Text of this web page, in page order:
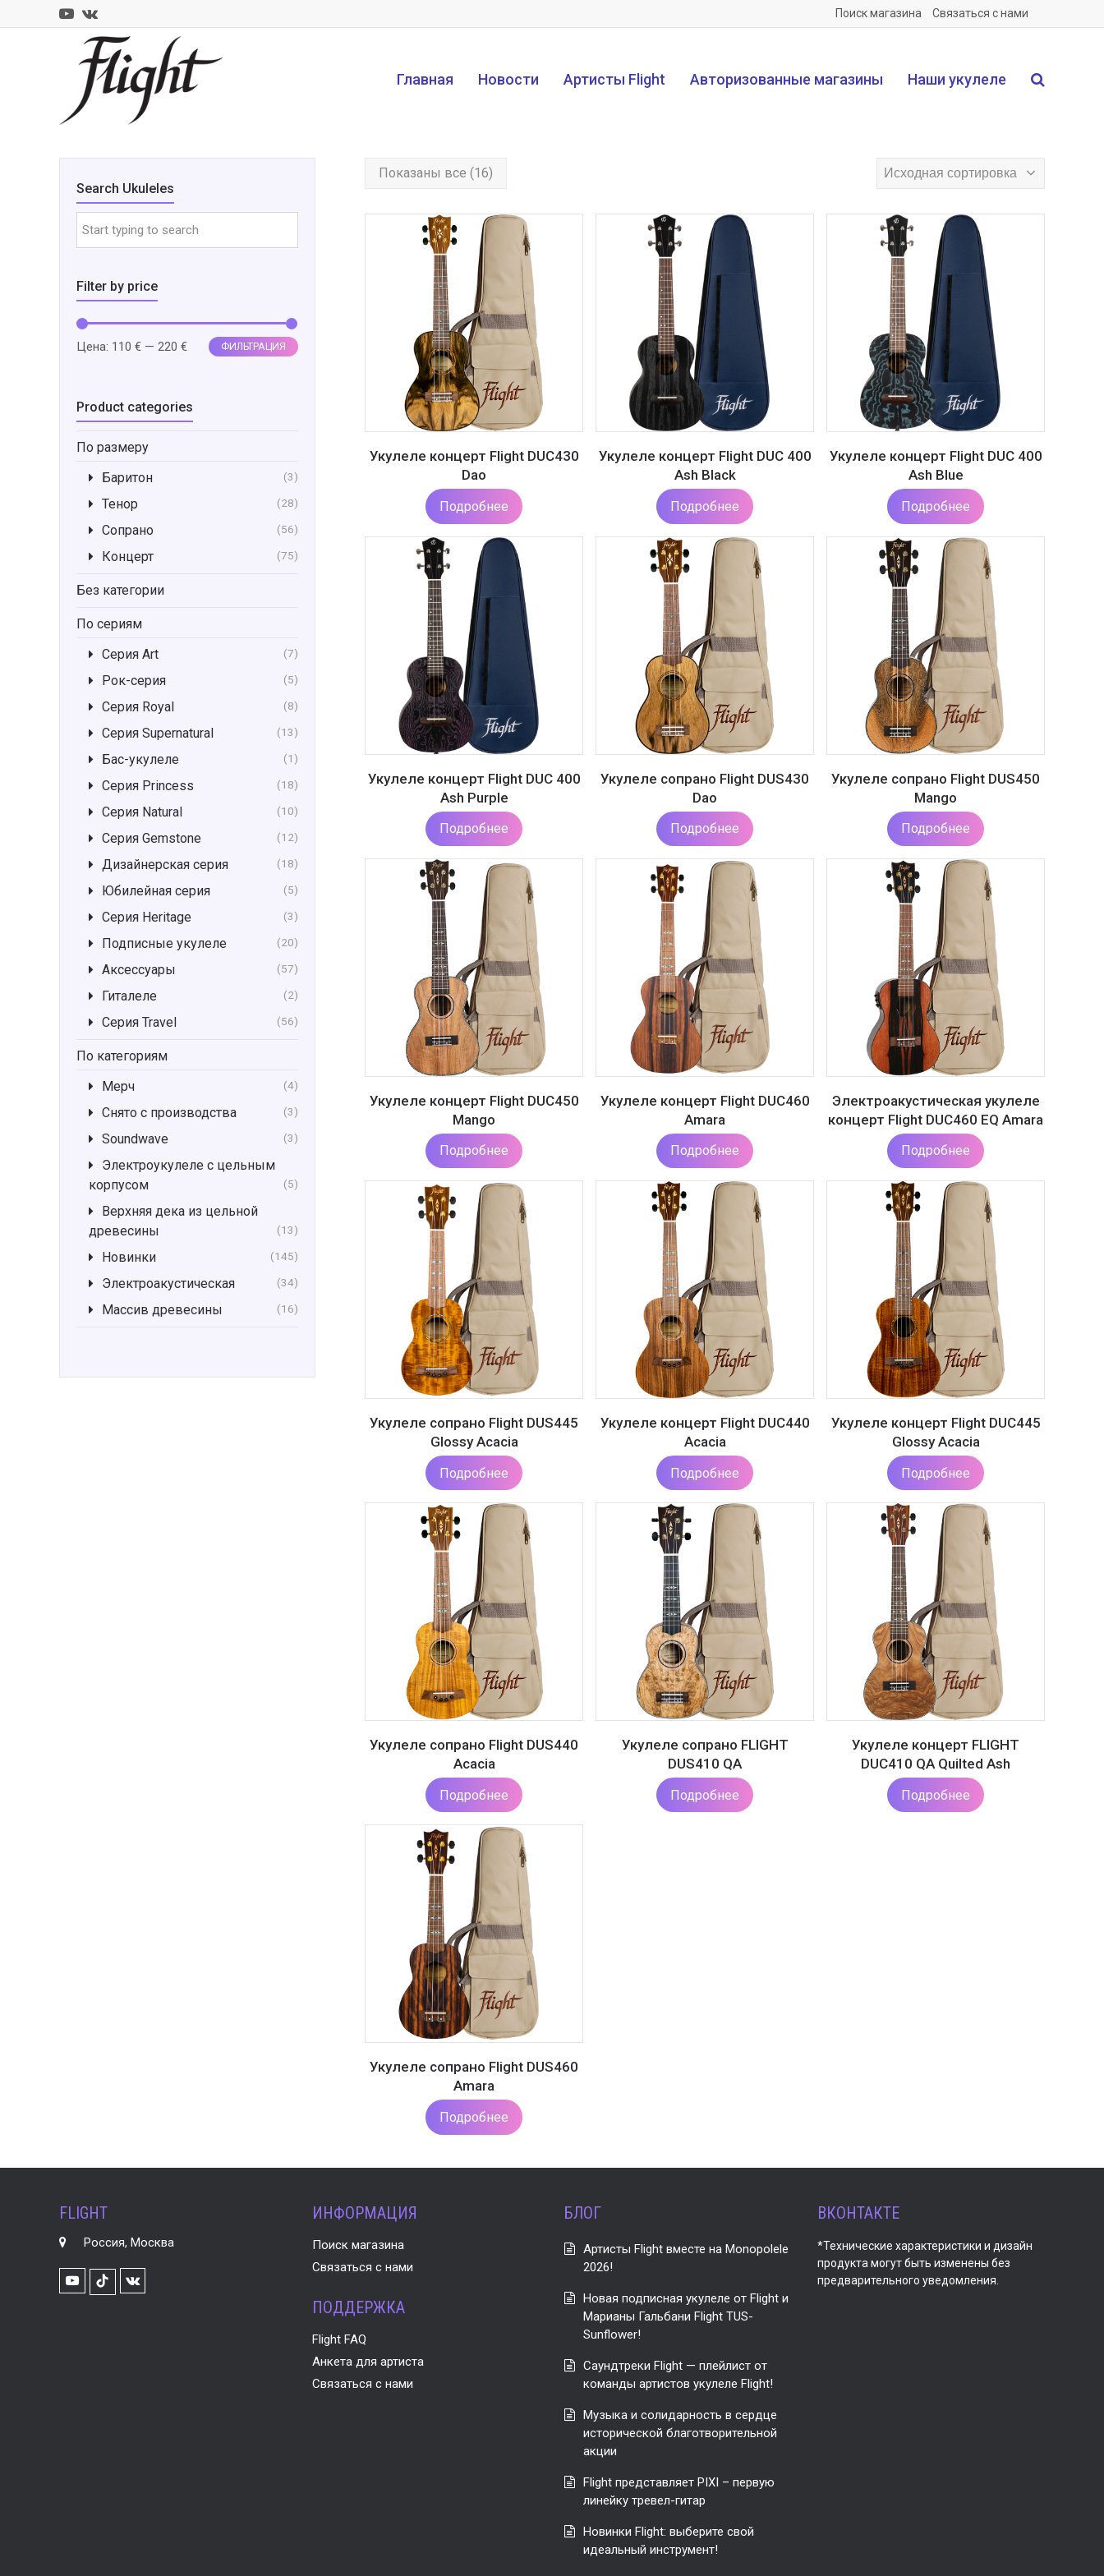
Youtube
VK Поиск магазина Связаться с нами
Главная Новости Артисты Flight Авторизованные магазины Наши укулеле
Показаны все (16)
Укулеле концерт Flight DUC430
Dao
Подробнее
Укулеле концерт Flight DUC 400
Ash Black
Подробнее
Укулеле концерт Flight DUC 400
Ash Blue
Подробнее
Укулеле концерт Flight DUC 400
Ash Purple
Подробнее
Укулеле сопрано Flight DUS430
Dao
Подробнее
Укулеле сопрано Flight DUS450
Mango
Подробнее
Укулеле концерт Flight DUC450
Mango
Подробнее
Укулеле концерт Flight DUC460
Amara
Подробнее
Электроакустическая укулеле
концерт Flight DUC460 EQ Amara
Подробнее
Укулеле сопрано Flight DUS445
Glossy Acacia
Подробнее
Укулеле концерт Flight DUC440
Acacia
Подробнее
Укулеле концерт Flight DUC445
Glossy Acacia
Подробнее
Укулеле сопрано Flight DUS440
Acacia
Подробнее
Укулеле сопрано FLIGHT
DUS410 QA
Подробнее
Укулеле концерт FLIGHT
DUC410 QA Quilted Ash
Подробнее
Укулеле сопрано Flight DUS460
Amara
Подробнее
Search Ukuleles
Filter by price
Минимальная
Максимальная
ФИЛЬТРАЦИЯ
Цена: 110 € — 220 €
Product categories
По размеру
Баритон
(3)
Тенор (28)
Сопрано (56)
Концерт (75)
Без категории
По сериям
Серия Art
(7)
Рок-серия (5)
Серия Royal (8)
Серия Supernatural (13)
Бас-укулеле (1)
Серия Princess (18)
Серия Natural (10)
Серия Gemstone (12)
Дизайнерская серия (18)
Юбилейная серия (5)
Серия Heritage (3)
Подписные укулеле (20)
Аксессуары (57)
Гиталеле (2)
Серия Travel (56)
По категориям
Мерч
(4)
Снято с производства (3)
Soundwave (3)
Электроукулеле с цельным
корпусом
(5)
Верхняя дека из цельной
древесины
(13)
Новинки (145)
Электроакустическая (34)
Массив древесины (16)
FLIGHT
Россия, Москва
YoutubeTikTok
VK
ИНФОРМАЦИЯ
Поиск магазина
Связаться с нами
ПОДДЕРЖКА
Flight FAQ
Анкета для артиста
Связаться с нами
БЛОГ
Артисты Flight вместе на Monopolele
2026!
Новая подписная укулеле от Flight и
Марианы Гальбани Flight TUS-
Sunflower!
Саундтреки Flight — плейлист от
команды артистов укулеле Flight!
Музыка и солидарность в сердце
исторической благотворительной
акции
Flight представляет PIXI – первую
линейку тревел-гитар
Новинки Flight: выберите свой
идеальный инструмент!
ВКОНТАКТЕ
*Технические характеристики и дизайн
продукта могут быть изменены без
предварительного уведомления.